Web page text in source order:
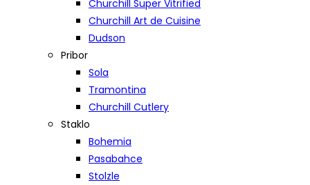
Churchill Super Vitrified
Churchill Art de Cuisine
Dudson
Pribor
Sola
Tramontina
Churchill Cutlery
Staklo
Bohemia
Pasabahce
Stolzle